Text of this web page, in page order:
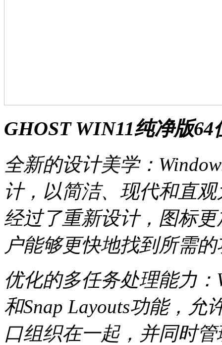
GHOST WIN11纯净版
全新的设计美学：
计，以简洁、现代和直
经过了重新设计，图标
户能够更快地找到所需
优化的多任务处理能力：
和Snap Layouts功能，
口组织在一起，并同时